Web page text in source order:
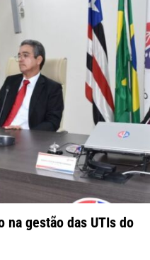
na gestão das UTIs do